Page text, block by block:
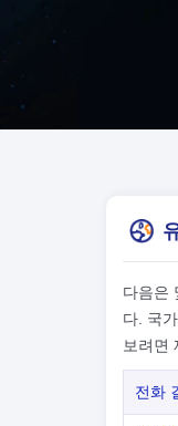
다음은
다. 국
보려면
전화